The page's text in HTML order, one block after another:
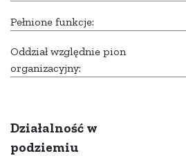
Pełnione funkcje:
Oddział względnie pion
organizacyjny:
Działalność w
podziemiu